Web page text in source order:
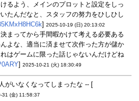
るよう、メインのプロットと設定をしっ
たんだなと、スタッフの努力をひしひし
] 2025-10-19 (日) 20:13:02
まってから手間暇かけて考える必要ある
よな、適当に済ませて次作った方が儲か
はゲームに限った話じゃないんだけどね
] 2025-10-21 (火) 18:30:49
がいなくなってしまったな -- [
31 (金) 11:58:37